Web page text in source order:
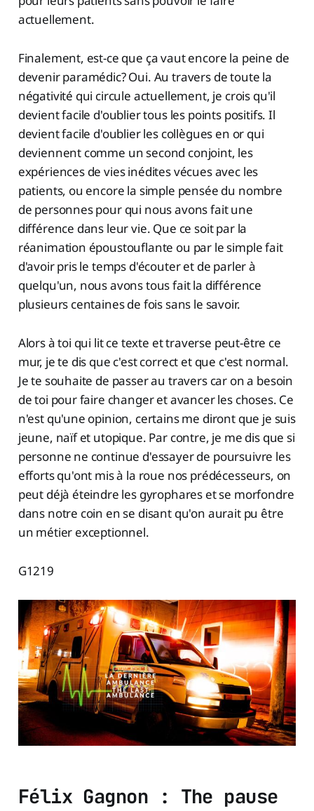
actuellement.
Finalement, est-ce que ça vaut encore la peine de
devenir paramédic? Oui. Au travers de toute la
négativité qui circule actuellement, je crois qu'il
devient facile d'oublier tous les points positifs. Il
devient facile d'oublier les collègues en or qui
deviennent comme un second conjoint, les
expériences de vies inédites vécues avec les
patients, ou encore la simple pensée du nombre
de personnes pour qui nous avons fait une
différence dans leur vie. Que ce soit par la
réanimation époustouflante ou par le simple fait
d'avoir pris le temps d'écouter et de parler à
quelqu'un, nous avons tous fait la différence
plusieurs centaines de fois sans le savoir.
Alors à toi qui lit ce texte et traverse peut-être ce
mur, je te dis que c'est correct et que c'est normal.
Je te souhaite de passer au travers car on a besoin
de toi pour faire changer et avancer les choses. Ce
n'est qu'une opinion, certains me diront que je suis
jeune, naïf et utopique. Par contre, je me dis que si
personne ne continue d'essayer de poursuivre les
efforts qu'ont mis à la roue nos prédécesseurs, on
peut déjà éteindre les gyrophares et se morfondre
dans notre coin en se disant qu'on aurait pu être
un métier exceptionnel.
G1219
Félix Gagnon : The pause